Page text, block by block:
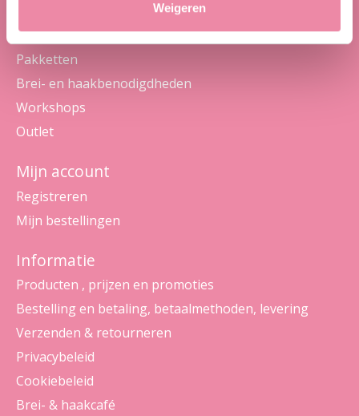
Weigeren
Wol en garens
Pakketten
Brei- en haakbenodigdheden
Workshops
Outlet
Mijn account
Registreren
Mijn bestellingen
Informatie
Producten , prijzen en promoties
Bestelling en betaling, betaalmethoden, levering
Verzenden & retourneren
Privacybeleid
Cookiebeleid
Brei- & haakcafé